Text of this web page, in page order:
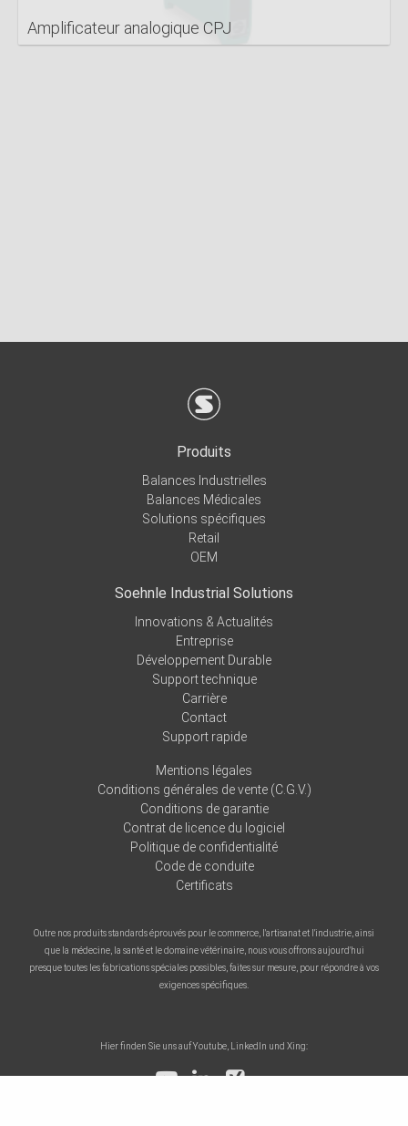
Amplificateur analogique CPJ
Produits
Balances Industrielles
Balances Médicales
Solutions spécifiques
Retail
OEM
Soehnle Industrial Solutions
Innovations & Actualités
Entreprise
Développement Durable
Support technique
Carrière
Contact
Support rapide
Mentions légales
Conditions générales de vente (C.G.V.)
Conditions de garantie
Contrat de licence du logiciel
Politique de confidentialité
Code de conduite
Certificats
Outre nos produits standards éprouvés pour le commerce, l'artisanat et l'industrie, ainsi
que la médecine, la santé et le domaine vétérinaire, nous vous offrons aujourd'hui
presque toutes les fabrications spéciales possibles, faites sur mesure, pour répondre à vos
exigences spécifiques.
Hier finden Sie uns auf Youtube, LinkedIn und Xing: